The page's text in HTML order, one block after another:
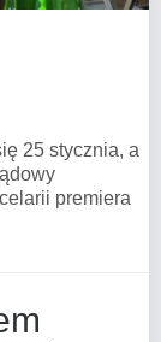
25 stycznia, a
premiera